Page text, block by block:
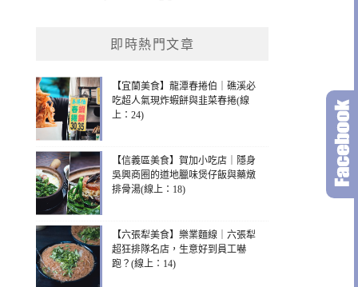
即時熱門文章
【宜蘭美食】龍潭春捲伯｜礁溪必
吃超人氣現炸蝦餅與韭菜春捲(線
上：24)
【信義區美食】賀加小吃店｜隱身
吳興商圈的道地臘味煲仔飯與藥燉
排骨湯(線上：18)
【六張犁美食】樂業麵線｜六張犁
超狂排隊名店，生意好到員工嚇
跑？(線上：14)